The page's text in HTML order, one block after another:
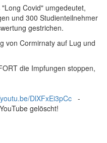
Covid" umgedeutet,
und 300 Studienteilnehmer
gestrichen.
von Cormirnaty auf Lug und
die Impfungen stoppen,
DlXFxEi3pCc
-
gelöscht!